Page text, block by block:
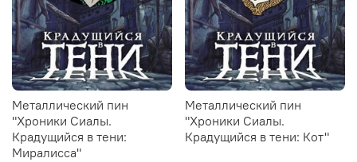
Металлический пин
"Хроники Сиалы.
Крадущийся в тени:
Миралисса"
Металлический пин
"Хроники Сиалы.
Крадущийся в тени: Кот"